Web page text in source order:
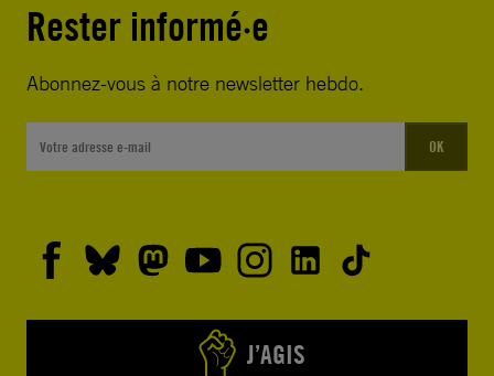
Rester informé·e
Abonnez-vous à notre newsletter hebdo.
OK
J’AGIS